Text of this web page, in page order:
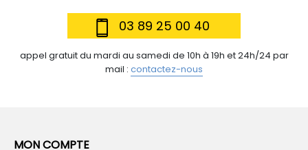
03 89 25 00 40
appel gratuit du mardi au samedi de 10h à 19h et 24h/24 par
mail : contactez-nous
MON COMPTE